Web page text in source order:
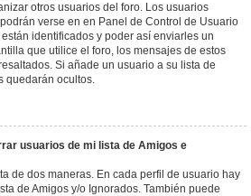
otros usuarios del foro. Los usuarios
verse en en Panel de Control de Usuario
identificados y poder así enviarles un
que utilice el foro, los mensajes de estos
Si añade un usuario a su lista de
quedarán ocultos.
usuarios de mi lista de Amigos e
de dos maneras. En cada perfil de usuario hay
de Amigos y/o Ignorados. También puede